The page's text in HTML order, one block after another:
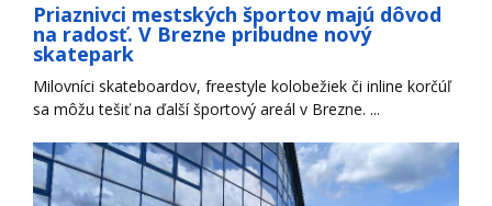
Priaznivci mestských športov majú dôvod
na radosť. V Brezne pribudne nový
skatepark
Milovníci skateboardov, freestyle kolobežiek či inline korčúľ
sa môžu tešiť na ďalší športový areál v Brezne. ...